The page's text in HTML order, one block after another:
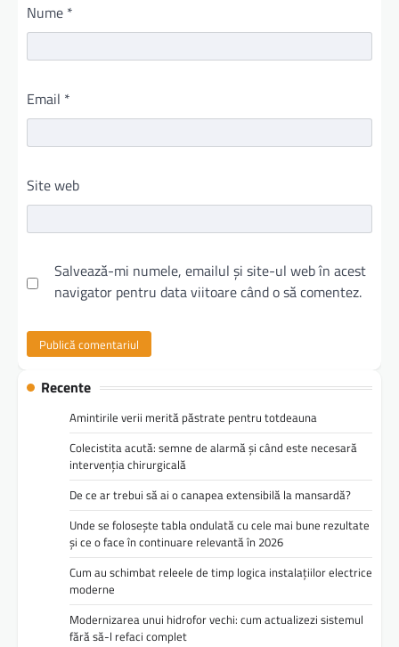
Nume *
Email *
Site web
Salvează-mi numele, emailul și site-ul web în acest
navigator pentru data viitoare când o să comentez.
Recente
Amintirile verii merită păstrate pentru totdeauna
Colecistita acută: semne de alarmă și când este necesară
intervenția chirurgicală
De ce ar trebui să ai o canapea extensibilă la mansardă?
Unde se folosește tabla ondulată cu cele mai bune rezultate
și ce o face în continuare relevantă în 2026
Cum au schimbat releele de timp logica instalațiilor electrice
moderne
Modernizarea unui hidrofor vechi: cum actualizezi sistemul
fără să-l refaci complet